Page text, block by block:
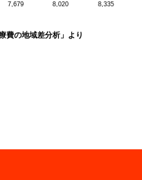
7,679 8,020 8,335
費の地域差分析」より